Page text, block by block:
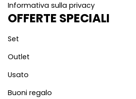
Informativa sulla privacy
OFFERTE SPECIALI
Set
Outlet
Usato
Buoni regalo